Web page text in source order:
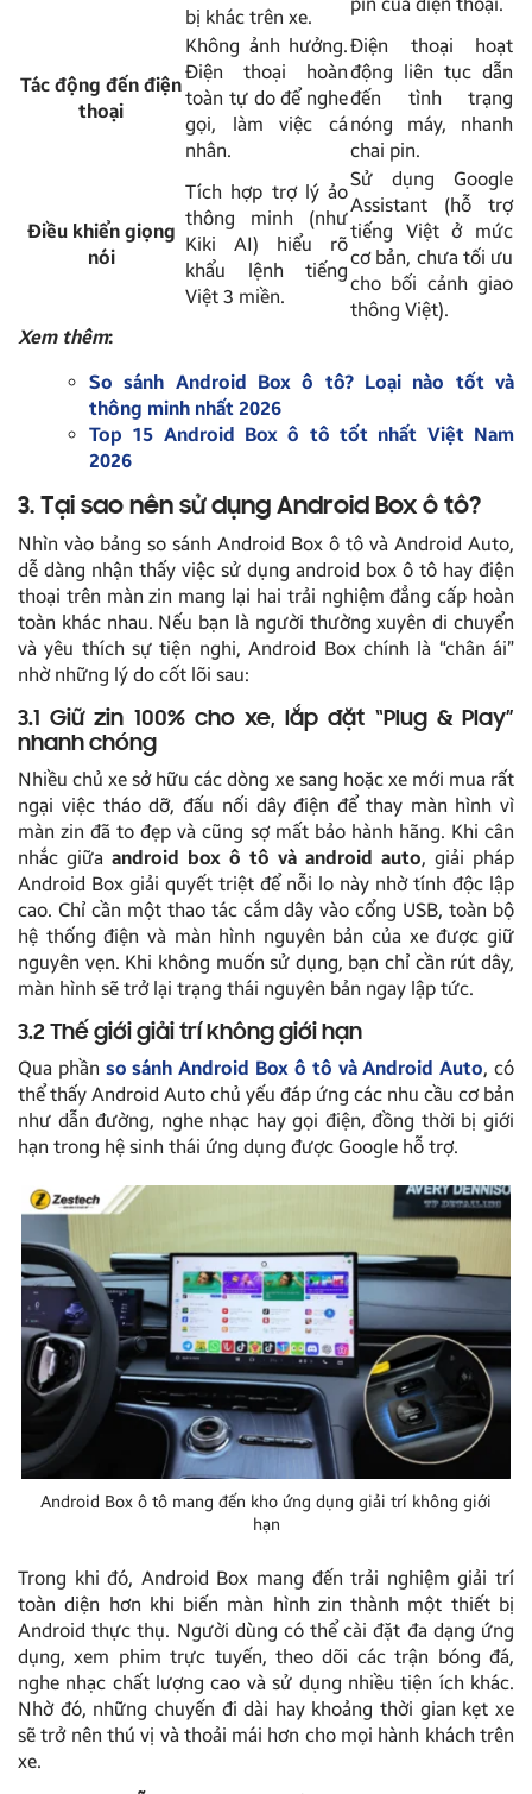
bị khác trên xe.
Tác động đến điện
thoại
Không ảnh hưởng.
Điện thoại hoàn
toàn tự do để nghe
gọi, làm việc cá
nhân.
Điện thoại hoạt
động liên tục dẫn
đến tình trạng
nóng máy, nhanh
chai pin.
Điều khiển giọng
nói
Tích hợp trợ lý ảo
thông minh (như
Kiki AI) hiểu rõ
khẩu lệnh tiếng
Việt 3 miền.
Sử dụng Google
Assistant (hỗ trợ
tiếng Việt ở mức
cơ bản, chưa tối ưu
cho bối cảnh giao
thông Việt).
Xem thêm:
So sánh Android Box ô tô? Loại nào tốt và
thông minh nhất 2026
Top 15 Android Box ô tô tốt nhất Việt Nam
2026
3. Tại sao nên sử dụng Android Box ô tô?
Nhìn vào bảng so sánh Android Box ô tô và Android Auto,
dễ dàng nhận thấy việc sử dụng android box ô tô hay điện
thoại trên màn zin mang lại hai trải nghiệm đẳng cấp hoàn
toàn khác nhau. Nếu bạn là người thường xuyên di chuyển
và yêu thích sự tiện nghi, Android Box chính là “chân ái”
nhờ những lý do cốt lõi sau:
3.1 Giữ zin 100% cho xe, lắp đặt “Plug & Play”
nhanh chóng
Nhiều chủ xe sở hữu các dòng xe sang hoặc xe mới mua rất
ngại việc tháo dỡ, đấu nối dây điện để thay màn hình vì
màn zin đã to đẹp và cũng sợ mất bảo hành hãng. Khi cân
nhắc giữa android box ô tô và android auto, giải pháp
Android Box giải quyết triệt để nỗi lo này nhờ tính độc lập
cao. Chỉ cần một thao tác cắm dây vào cổng USB, toàn bộ
hệ thống điện và màn hình nguyên bản của xe được giữ
nguyên vẹn. Khi không muốn sử dụng, bạn chỉ cần rút dây,
màn hình sẽ trở lại trạng thái nguyên bản ngay lập tức.
3.2 Thế giới giải trí không giới hạn
Qua phần so sánh Android Box ô tô và Android Auto, có
thể thấy Android Auto chủ yếu đáp ứng các nhu cầu cơ bản
như dẫn đường, nghe nhạc hay gọi điện, đồng thời bị giới
hạn trong hệ sinh thái ứng dụng được Google hỗ trợ.
Android Box ô tô mang đến kho ứng dụng giải trí không giới
hạn
Trong khi đó, Android Box mang đến trải nghiệm giải trí
toàn diện hơn khi biến màn hình zin thành một thiết bị
Android thực thụ. Người dùng có thể cài đặt đa dạng ứng
dụng, xem phim trực tuyến, theo dõi các trận bóng đá,
nghe nhạc chất lượng cao và sử dụng nhiều tiện ích khác.
Nhờ đó, những chuyến đi dài hay khoảng thời gian kẹt xe
sẽ trở nên thú vị và thoải mái hơn cho mọi hành khách trên
xe.